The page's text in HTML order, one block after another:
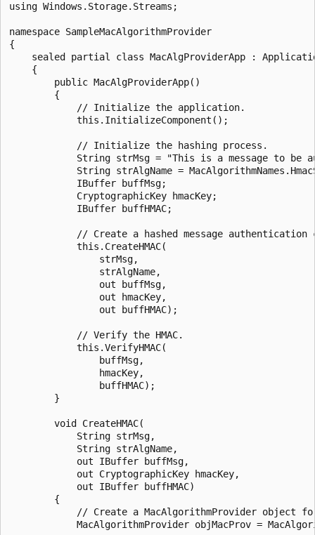
using Windows.Storage.Streams;
namespace SampleMacAlgorithmProvider
{
sealed partial class MacAlgProviderApp :
    {
        public MacAlgProviderApp()
        {
            // Initialize the application.
            this.InitializeComponent();
            // Initialize the hashing process.
String strMsg = "This is a message to be
String strAlgName =
            IBuffer buffMsg;
            CryptographicKey hmacKey;
            IBuffer buffHMAC;
// Create a hashed message authentication
            this.CreateHMAC(
                strMsg,
                strAlgName,
                out buffMsg,
                out hmacKey,
                out buffHMAC);
            // Verify the HMAC.
            this.VerifyHMAC(
                buffMsg,
                hmacKey,
                buffHMAC);
        }
        void CreateHMAC(
            String strMsg,
            String strAlgName,
            out IBuffer buffMsg,
            out CryptographicKey hmacKey,
            out IBuffer buffHMAC)
        {
// Create a MacAlgorithmProvider object
MacAlgorithmProvider objMacProv =